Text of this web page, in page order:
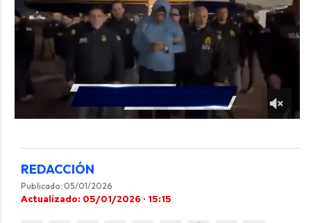
REDACCIÓN
Publicado: 05/01/2026
Actualizado: 05/01/2026 · 15:15